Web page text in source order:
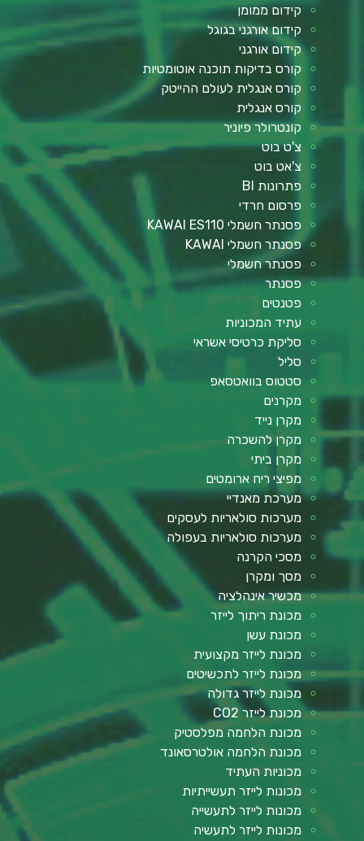
קידום ממומן
קידום אורגני בגוגל
קידום אורגני
קורס בדיקות תוכנה אוטומטיות
קורס אנגלית לעולם ההייטק
קורס אנגלית
קונטרולר פיוניר
צ'ט בוט
צ'אט בוט
פתרונות BI
פרסום חרדי
פסנתר חשמלי KAWAI ES110
פסנתר חשמלי KAWAI
פסנתר חשמלי
פסנתר
פטנטים
עתיד המכוניות
סליקת כרטיסי אשראי
סליל
סטטוס בוואטסאפ
מקרנים
מקרן נייד
מקרן להשכרה
מקרן ביתי
מפיצי ריח ארומטים
מערכת מאנדיי
מערכות סולאריות לעסקים
מערכות סולאריות בעפולה
מסכי הקרנה
מסך ומקרן
מכשיר אינהלציה
מכונת ריתוך לייזר
מכונת עשן
מכונת לייזר מקצועית
מכונת לייזר לתכשיטים
מכונת לייזר גדולה
מכונת לייזר CO2
מכונת הלחמה מפלסטיק
מכונת הלחמה אולטרסאונד
מכוניות העתיד
מכונות לייזר תעשייתיות
מכונות לייזר לתעשייה
מכונות לייזר לתעשיה